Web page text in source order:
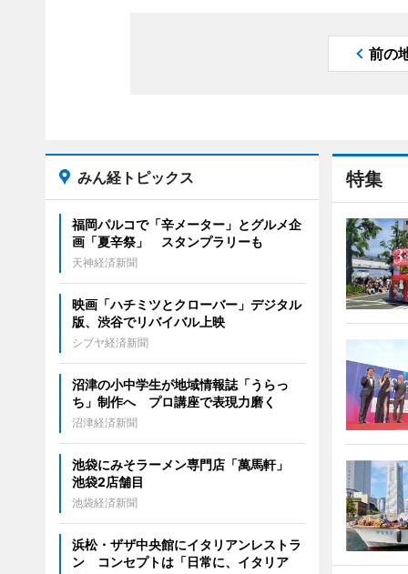
前の
特集
みん経トピックス
福岡パルコで「辛メーター」とグルメ企
画「夏辛祭」 スタンプラリーも
天神経済新聞
映画「ハチミツとクローバー」デジタル
版、渋谷でリバイバル上映
シブヤ経済新聞
沼津の小中学生が地域情報誌「うらっ
ち」制作へ プロ講座で表現力磨く
沼津経済新聞
池袋にみそラーメン専門店「萬馬軒」
池袋2店舗目
池袋経済新聞
浜松・ザザ中央館にイタリアンレストラ
ン コンセプトは「日常に、イタリア